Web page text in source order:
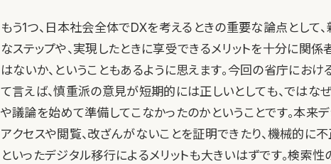
もう1つ、日本社会全体でDXを考えるときの重要な論点として
なステップや、実現したときに享受できるメリットを十分に関
はないか、ということもあるように思えます。今回の省庁にお
て言えば、慎重派の意見が短期的には正しいとしても、では
や議論を始めて準備してこなかったのかということです。本来
アクセスや閲覧、改ざんがないことを証明できたり、機械的に
といったデジタル移行によるメリットも大きいはずです。検索